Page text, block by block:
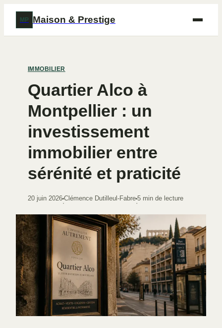
MP Maison & Prestige
IMMOBILIER
Quartier Alco à
Montpellier : un
investissement
immobilier entre
sérénité et praticité
20 juin 2026
·
Clémence Dutilleul-Fabre
·
5 min de lecture